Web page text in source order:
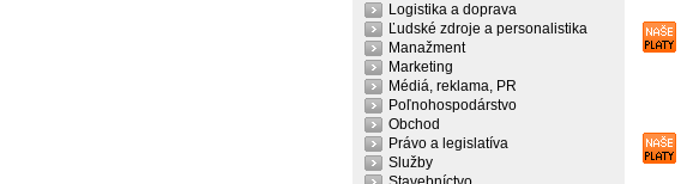
Logistika a doprava
Ľudské zdroje a personalistika
Manažment
Marketing
Médiá, reklama, PR
Poľnohospodárstvo
Obchod
Právo a legislatíva
Služby